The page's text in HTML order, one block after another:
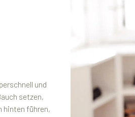
und
setzen,
hinten führen,